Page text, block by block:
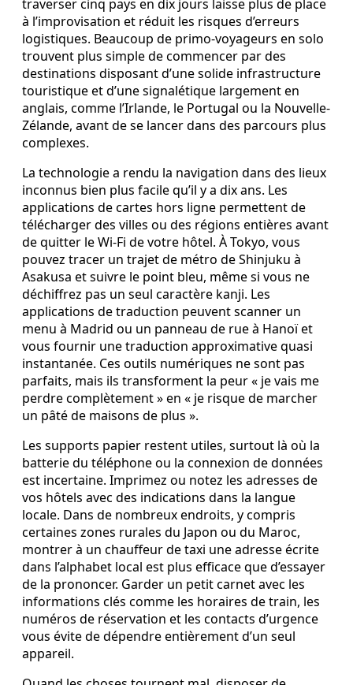
traverser cinq pays en dix jours laisse plus de place
à l’improvisation et réduit les risques d’erreurs
logistiques. Beaucoup de primo-voyageurs en solo
trouvent plus simple de commencer par des
destinations disposant d’une solide infrastructure
touristique et d’une signalétique largement en
anglais, comme l’Irlande, le Portugal ou la Nouvelle-
Zélande, avant de se lancer dans des parcours plus
complexes.
La technologie a rendu la navigation dans des lieux
inconnus bien plus facile qu’il y a dix ans. Les
applications de cartes hors ligne permettent de
télécharger des villes ou des régions entières avant
de quitter le Wi-Fi de votre hôtel. À Tokyo, vous
pouvez tracer un trajet de métro de Shinjuku à
Asakusa et suivre le point bleu, même si vous ne
déchiffrez pas un seul caractère kanji. Les
applications de traduction peuvent scanner un
menu à Madrid ou un panneau de rue à Hanoï et
vous fournir une traduction approximative quasi
instantanée. Ces outils numériques ne sont pas
parfaits, mais ils transforment la peur « je vais me
perdre complètement » en « je risque de marcher
un pâté de maisons de plus ».
Les supports papier restent utiles, surtout là où la
batterie du téléphone ou la connexion de données
est incertaine. Imprimez ou notez les adresses de
vos hôtels avec des indications dans la langue
locale. Dans de nombreux endroits, y compris
certaines zones rurales du Japon ou du Maroc,
montrer à un chauffeur de taxi une adresse écrite
dans l’alphabet local est plus efficace que d’essayer
de la prononcer. Garder un petit carnet avec les
informations clés comme les horaires de train, les
numéros de réservation et les contacts d’urgence
vous évite de dépendre entièrement d’un seul
appareil.